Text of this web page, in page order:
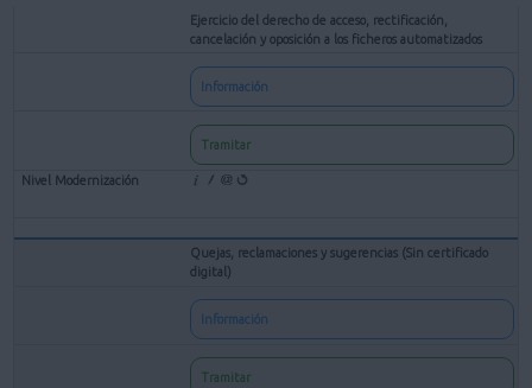
Ejercicio del derecho de acceso, rectificación,
cancelación y oposición a los ficheros automatizados
Información
Tramitar
Quejas, reclamaciones y sugerencias (Sin certificado
digital)
Información
Tramitar